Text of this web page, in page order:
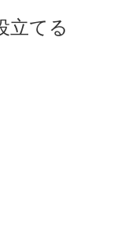
立てる